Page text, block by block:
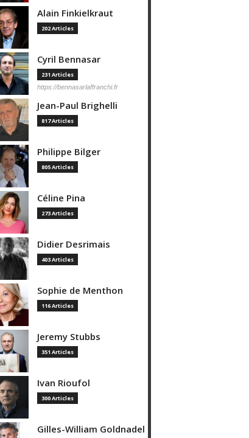
Alain Finkielkraut
202 Articles
Cyril Bennasar
231 Articles
https://bennasarlaffranchi.fr
Jean-Paul Brighelli
817 Articles
Philippe Bilger
805 Articles
Céline Pina
273 Articles
Didier Desrimais
403 Articles
Sophie de Menthon
116 Articles
Jeremy Stubbs
351 Articles
Ivan Rioufol
300 Articles
Gilles-William Goldnadel